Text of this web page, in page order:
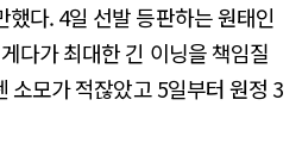
다. 4일 선발 등판하는 원태인
다가 최대한 긴 이닝을 책임질
소모가 적잖았고 5일부터 원정 3